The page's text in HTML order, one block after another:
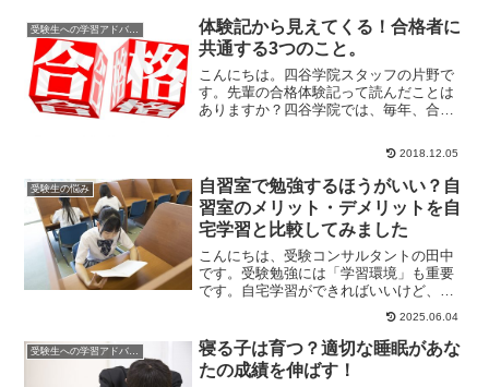
受験生への学習アドバイス
体験記から見えてくる！合格者に
共通する3つのこと。
こんにちは。四谷学院スタッフの片野で
す。先輩の合格体験記って読んだことは
ありますか？四谷学院では、毎年、合格
2018.12.05
受験生の悩み
自習室で勉強するほうがいい？自
習室のメリット・デメリットを自
宅学習と比較してみました
こんにちは、受験コンサルタントの田中
です。受験勉強には「学習環境」も重要
です。自宅学習ができればいいけど、な
かなか集中できないという方も多いでし
2025.06.04
受験生への学習アドバイス
寝る子は育つ？適切な睡眠があな
たの成績を伸ばす！